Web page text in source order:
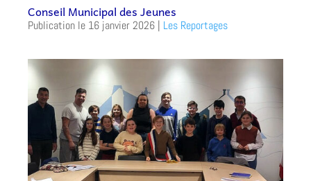
Conseil Municipal des Jeunes
16 janvier 2026 | Les Reportages